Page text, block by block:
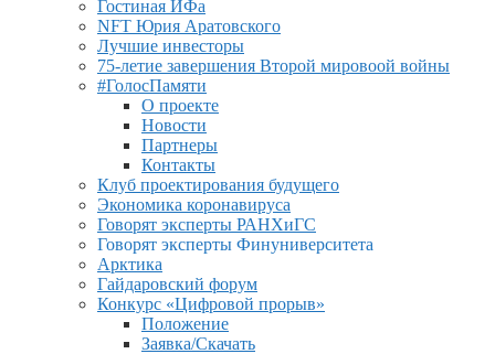
Гостиная ИФа
NFT Юрия Аратовского
Лучшие инвесторы
75-летие завершения Второй мировоой войны
#ГолосПамяти
О проекте
Новости
Партнеры
Контакты
Клуб проектирования будущего
Экономика коронавируса
Говорят эксперты РАНХиГС
Говорят эксперты Финуниверситета
Арктика
Гайдаровский форум
Конкурс «Цифровой прорыв»
Положение
Заявка/Скачать